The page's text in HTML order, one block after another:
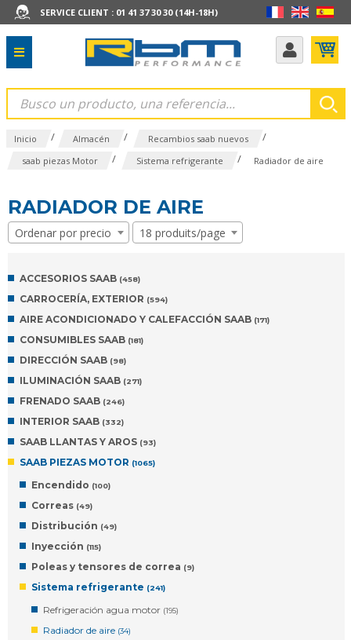
SERVICE CLIENT : 01 41 37 30 30 (14H-18H)
Inicio / Almacén / Recambios saab nuevos /
saab piezas Motor / Sistema refrigerante / Radiador de aire
RADIADOR DE AIRE
Ordenar por precio 18 produits/page
ACCESORIOS SAAB (458)
CARROCERÍA, EXTERIOR (594)
AIRE ACONDICIONADO Y CALEFACCIÓN SAAB (171)
CONSUMIBLES SAAB (181)
DIRECCIÓN SAAB (98)
ILUMINACIÓN SAAB (271)
FRENADO SAAB (246)
INTERIOR SAAB (332)
SAAB LLANTAS Y AROS (93)
SAAB PIEZAS MOTOR (1065)
Encendido (100)
Correas (49)
Distribución (49)
Inyección (115)
Poleas y tensores de correa (9)
Sistema refrigerante (241)
Refrigeración agua motor (195)
Radiador de aire (34)